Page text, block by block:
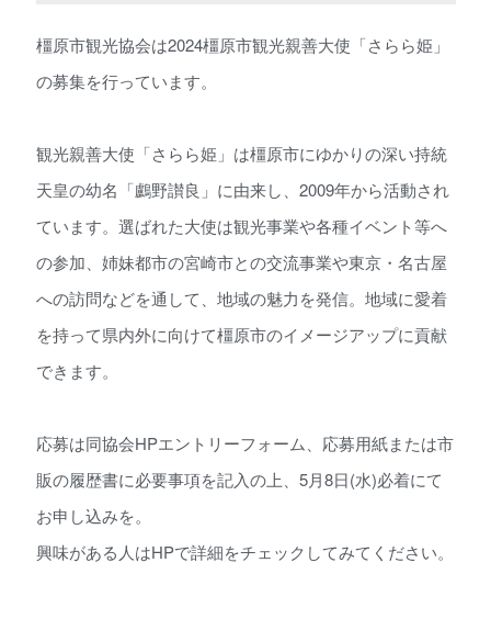
橿原市観光協会は2024橿原市観光親善大使「さらら姫」
の募集を行っています。
観光親善大使「さらら姫」は橿原市にゆかりの深い持統
天皇の幼名「鸕野讃良」に由来し、2009年から活動され
ています。選ばれた大使は観光事業や各種イベント等へ
の参加、姉妹都市の宮崎市との交流事業や東京・名古屋
への訪問などを通して、地域の魅力を発信。地域に愛着
を持って県内外に向けて橿原市のイメージアップに貢献
できます。
応募は同協会HPエントリーフォーム、応募用紙または市
販の履歴書に必要事項を記入の上、5月8日(水)必着にて
お申し込みを。
興味がある人はHPで詳細をチェックしてみてください。